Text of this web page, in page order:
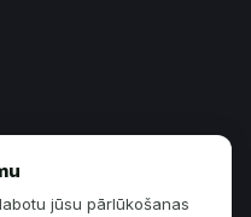
jūsu pārlūkošanas